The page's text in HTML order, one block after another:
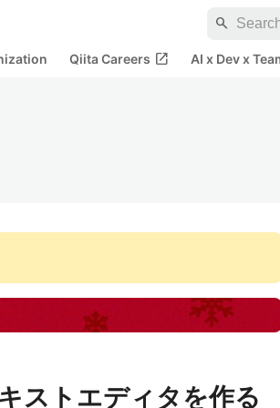
search
Qiita Careers open_in_new AI x Dev x
ストエディタを作る